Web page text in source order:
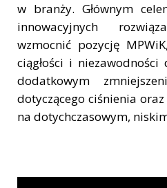
w branży. Głównym
innowacyjnych
wzmocnić pozycję
ciągłości i
dodatkowym
dotyczącego ciśnienia
na dotychczasowym,